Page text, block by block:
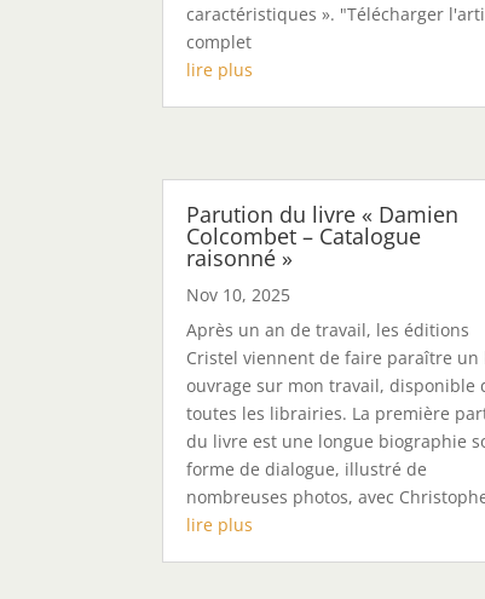
caractéristiques ». "Télécharger
complet
lire plus
Parution du livre « Damien
Colcombet – Catalogue
raisonné »
Nov 10, 2025
Après un an de travail, les éditions
Cristel viennent de faire paraître un
ouvrage sur mon travail, disponible
toutes les librairies. La première
du livre est une longue biographie
forme de dialogue, illustré de
nombreuses photos, avec
lire plus